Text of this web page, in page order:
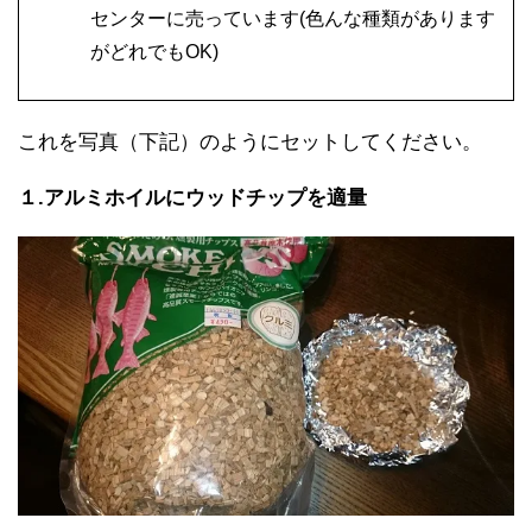
センターに売っています(色んな種類があります
がどれでもOK)
これを写真（下記）のようにセットしてください。
１.アルミホイルにウッドチップを適量